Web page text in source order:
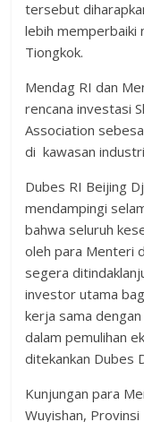
tersebut
lebih memperbaiki
Tiongkok.
Mendag RI dan
rencana investasi
Association
di kawasan
Dubes RI Beijing
mendampingi
bahwa seluruh
oleh para Menteri
segera
investor utama
kerja sama
dalam pemulihan
ditekankan Dubes
Kunjungan para
Wuyishan,